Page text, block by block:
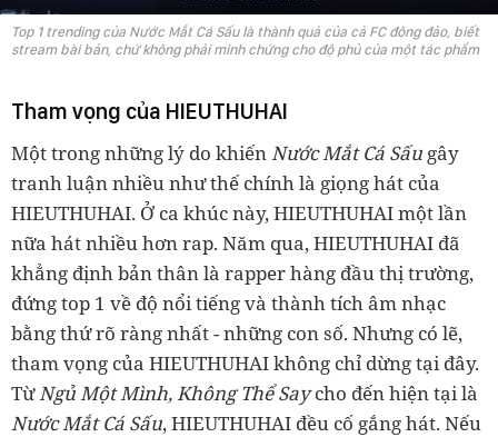
Top 1 trending của Nước Mắt Cá Sấu là thành quả của cả FC đông đảo, biết
stream bài bản, chứ không phải minh chứng cho độ phủ của một tác phẩm
Tham vọng của HIEUTHUHAI
Một trong những lý do khiếnNước Mắt Cá Sấu gây
tranh luận nhiều như thế chính là giọng hát của
HIEUTHUHAI. Ở ca khúc này, HIEUTHUHAI một lần
nữa hát nhiều hơn rap. Năm qua, HIEUTHUHAI đã
khẳng định bản thân là rapper hàng đầu thị trường,
đứng top 1 về độ nổi tiếng và thành tích âm nhạc
bằng thứ rõ ràng nhất - những con số. Nhưng có lẽ,
tham vọng của HIEUTHUHAI không chỉ dừng tại đây.
TừNgủ Một Mình, Không Thể Saycho đến hiện tại là
Nước Mắt Cá Sấu, HIEUTHUHAI đều cố gắng hát. Nếu